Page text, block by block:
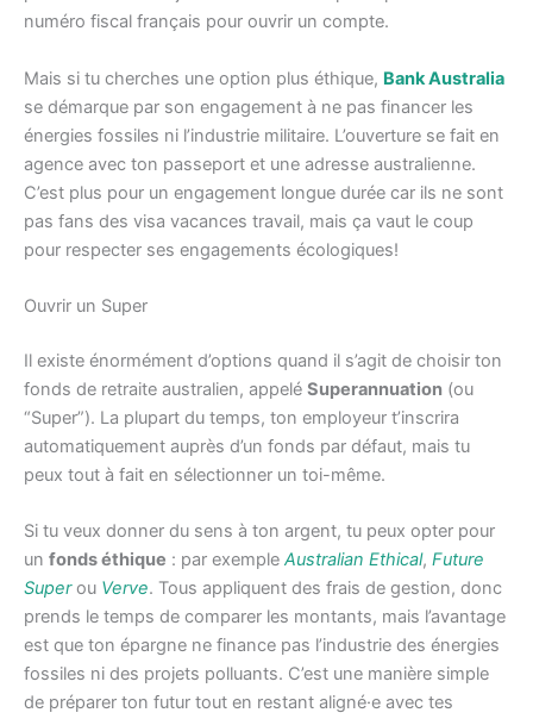
numéro fiscal français pour ouvrir un compte.
Mais si tu cherches une option plus éthique, Bank Australia
se démarque par son engagement à ne pas financer les
énergies fossiles ni l’industrie militaire. L’ouverture se fait en
agence avec ton passeport et une adresse australienne.
C’est plus pour un engagement longue durée car ils ne sont
pas fans des visa vacances travail, mais ça vaut le coup
pour respecter ses engagements écologiques!
Ouvrir un Super
Il existe énormément d’options quand il s’agit de choisir ton
fonds de retraite australien, appelé Superannuation (ou
“Super”). La plupart du temps, ton employeur t’inscrira
automatiquement auprès d’un fonds par défaut, mais tu
peux tout à fait en sélectionner un toi-même.
Si tu veux donner du sens à ton argent, tu peux opter pour
un fonds éthique : par exemple Australian Ethical, Future
Superou Verve. Tous appliquent des frais de gestion, donc
prends le temps de comparer les montants, mais l’avantage
est que ton épargne ne finance pas l’industrie des énergies
fossiles ni des projets polluants. C’est une manière simple
de préparer ton futur tout en restant aligné·e avec tes